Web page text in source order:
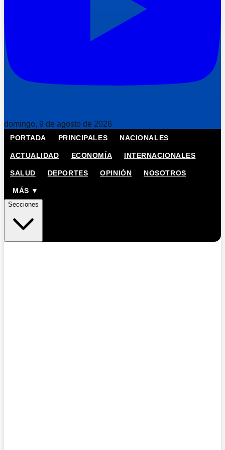
domingo, 9 de agosto de 2026
PORTADA PRINCIPALES NACIONALES
ACTUALIDAD ECONOMÍA INTERNACIONALES
SALUD DEPORTES OPINIÓN NOSOTROS
MÁS ▼
Secciones